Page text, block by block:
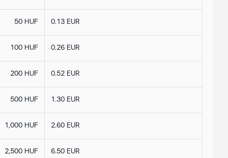
50 HUF 0.13 EUR
100 HUF 0.26 EUR
200 HUF 0.52 EUR
500 HUF 1.30 EUR
1,000 HUF 2.60 EUR
2,500 HUF 6.50 EUR